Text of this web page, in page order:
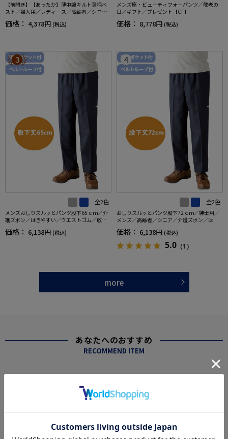
【前開き】【あったか】薄中綿キルト葉柄ベ
スト／婦人用／レディース／高齢者／シニア
／秋冬／洗濯OK／自宅で洗える／名前記入欄
付／両脇ポケット／お出かけ／ギフト【CF】
価格： 4,378円 (税込)
メンズ座・ビューティフォーパンツ／敬老の
日／ギフト／プレゼント【CF】
価格： 8,778円 (税込)
3
全2色
メンズおしりスルッとパンツ股下65ｃｍ／介
護ズボン／はきやすい／ウエストゴム／敬老
の日／ギフト／プレゼント【CF】
価格： 6,138円 (税込)
4
全2色
おしりスルッとパンツ股下72ｃｍ／紳士用／
メンズ／高齢者／シニア／介護ズボン／はき
やすい／ウエストゴム／敬老の日／ギフト／
プレゼント【CF】
価格： 6,138円 (税込)
5.0 （1）
more
あなたへのおすすめ
RECOMMEND ITEM